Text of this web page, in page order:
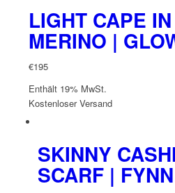
LIGHT CAPE
MERINO |
€195
Enthält 19% MwSt.
Kostenloser Versand
SKINNY
SCARF | FYNN